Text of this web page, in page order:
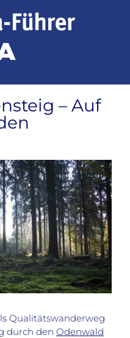
– Auf
Qualitätswanderweg
durch den Odenwald